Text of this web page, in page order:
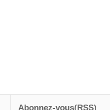
Abonnez-vous(RSS)